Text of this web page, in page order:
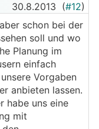
30.8.2013 (#12)
schon bei der
soll und wo
Planung im
einfach
Vorgaben
anbieten lassen.
habe uns eine
mit